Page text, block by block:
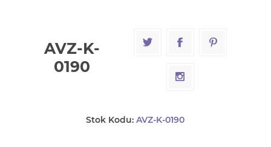
AVZ-K-
0190
Stok Kodu: AVZ-K-0190